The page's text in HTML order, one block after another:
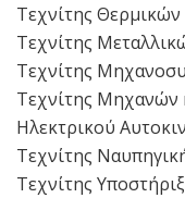
Τεχνίτης
Τεχνίτης
Τεχνίτης
Τεχνίτης Μηχανών
Ηλεκτρικού
Τεχνίτης
Τεχνίτης